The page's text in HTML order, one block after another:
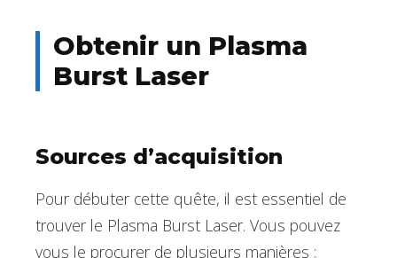
Obtenir un Plasma
Burst Laser
Sources d’acquisition
Pour débuter cette quête, il est essentiel de
trouver le Plasma Burst Laser. Vous pouvez
vous le procurer de plusieurs manières :